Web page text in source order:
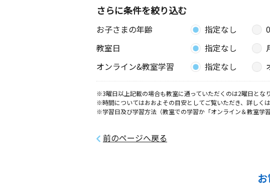
さらに条件を絞り込む
お子さまの年齢 指定なし
教室日
指定なし
オンライン&教室学習
指定なし
※3曜日以上記載の場合も教室に通っていただくのは2曜日となり
※時間についてはおおよその目安としてご覧いただき、詳しく
※学習日及び学習方法（教室での学習か「オンライン＆教室学
前のページへ戻る